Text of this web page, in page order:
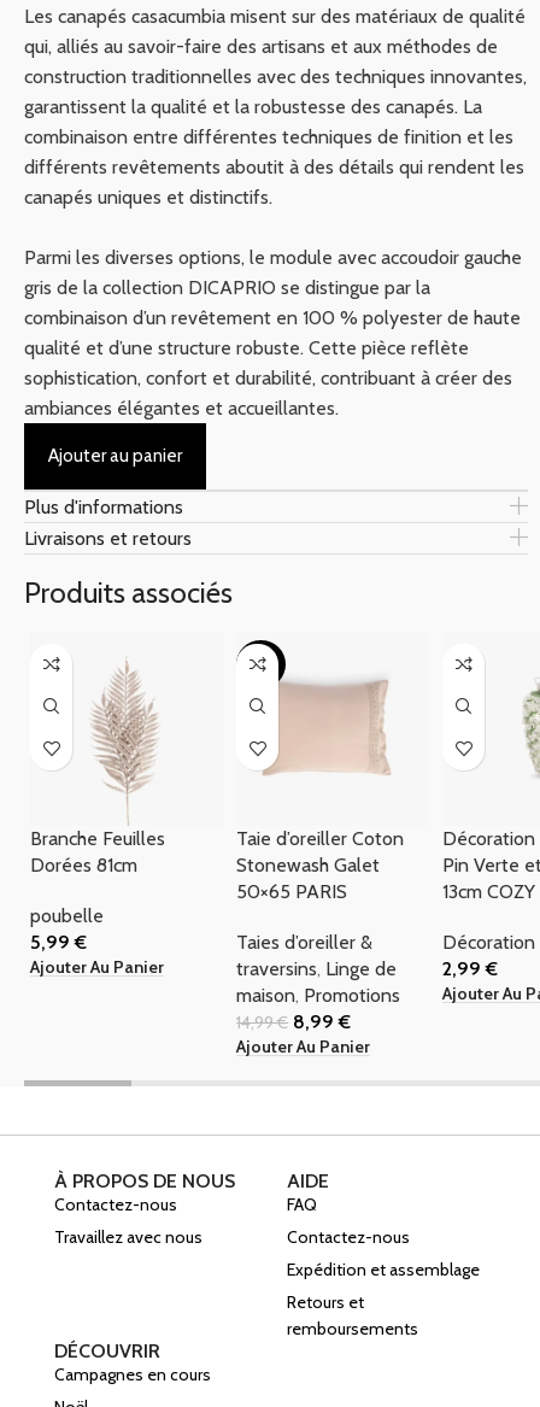
Les canapés casacumbia misent sur des matériaux de qualité
qui, alliés au savoir-faire des artisans et aux méthodes de
construction traditionnelles avec des techniques innovantes,
garantissent la qualité et la robustesse des canapés. La
combinaison entre différentes techniques de finition et les
différents revêtements aboutit à des détails qui rendent les
canapés uniques et distinctifs.
Parmi les diverses options, le module avec accoudoir gauche
gris de la collection DICAPRIO se distingue par la
combinaison d’un revêtement en 100 % polyester de haute
qualité et d’une structure robuste. Cette pièce reflète
sophistication, confort et durabilité, contribuant à créer des
ambiances élégantes et accueillantes.
Ajouter au panier
Plus d'informations
Livraisons et retours
Produits associés
Branche Feuilles
Dorées 81cm
poubelle
5,99€
Ajouter Au Panier
-40%
Taie d’oreiller Coton
Stonewash Galet
50×65 PARIS
Taies d’oreiller &
traversins, Linge de
maison, Promotions
14,99€ 8,99€
Ajouter Au Panier
Pin Verte
13cm COZY
2,99€
Ajouter Au
À PROPOS DE NOUS
Contactez-nous
Travaillez avec nous
AIDE
FAQ
Contactez-nous
Expédition et assemblage
Retours et
remboursements
DÉCOUVRIR
Campagnes en cours